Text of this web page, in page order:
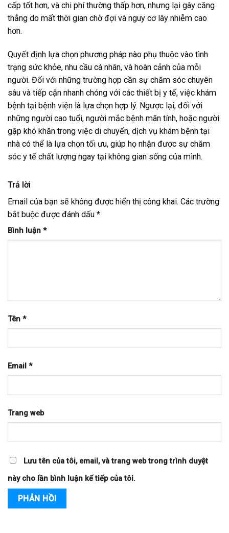
cấp tốt hơn, và chi phí thường thấp hơn, nhưng lại gây căng
thẳng do mất thời gian chờ đợi và nguy cơ lây nhiễm cao
hơn.
Quyết định lựa chọn phương pháp nào phụ thuộc vào tình
trạng sức khỏe, nhu cầu cá nhân, và hoàn cảnh của mỗi
người. Đối với những trường hợp cần sự chăm sóc chuyên
sâu và tiếp cận nhanh chóng với các thiết bị y tế, việc khám
bệnh tại bệnh viện là lựa chọn hợp lý. Ngược lại, đối với
những người cao tuổi, người mắc bệnh mãn tính, hoặc người
gặp khó khăn trong việc di chuyển, dịch vụ khám bệnh tại
nhà có thể là lựa chọn tối ưu, giúp họ nhận được sự chăm
sóc y tế chất lượng ngay tại không gian sống của mình.
Trả lời
Email của bạn sẽ không được hiển thị công khai. Các trường
bắt buộc được đánh dấu *
Bình luận *
Tên *
Email *
Trang web
Lưu tên của tôi, email, và trang web trong trình duyệt
này cho lần bình luận kế tiếp của tôi.